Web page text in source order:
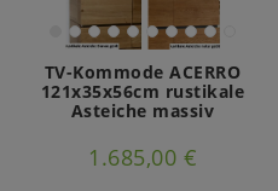
TV-Kommode ACERRO
121x35x56cm rustikale
Asteiche massiv
1.685,00 €